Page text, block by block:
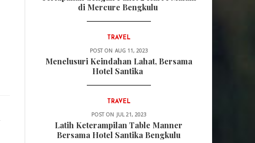
di Mercure Bengkulu
TRAVEL
POST ON AUG 11, 2023
Menelusuri Keindahan Lahat, Bersama
Hotel Santika
TRAVEL
POST ON JUL 21, 2023
Latih Keterampilan Table Manner
Bersama Hotel Santika Bengkulu